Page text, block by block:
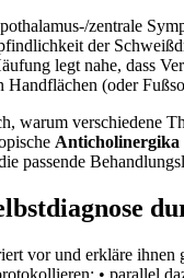
zentrale⁤
der‌
legt nahe, dass
Handflächen (oder
warum verschiedene
Anticholinergika
‌passende
vor ⁤und erkläre